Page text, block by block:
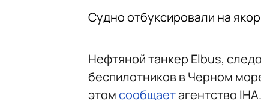
Судно отбуксировали на
Нефтяной танкер Elbus,
беспилотников в Черном
этомсообщаетагентство IHA.